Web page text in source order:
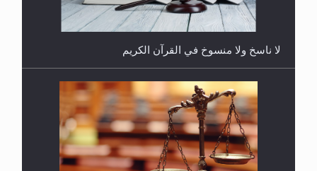
هل يجوز فتح مشروع كوافير نسائي للمحجبات وغير
لا ناسخ ولا منسوخ في القرآن الكريم